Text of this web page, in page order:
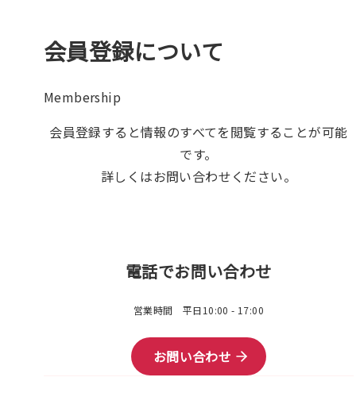
会員登録について
Membership
会員登録すると情報のすべてを閲覧することが可能
です。
詳しくはお問い合わせください。
電話でお問い合わせ
営業時間 平日10:00 - 17:00
お問い合わせ